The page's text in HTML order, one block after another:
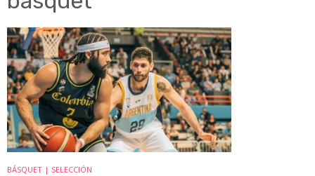
BÁSQUET | SELECCIÓN